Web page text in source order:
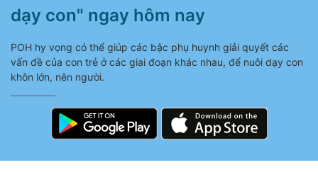
dạy con" ngay hôm nay
POH hy vọng có thể giúp các bậc phụ huynh giải quyết các
vấn đề của con trẻ ở các giai đoạn khác nhau, để nuôi dạy con
khôn lớn, nên người.